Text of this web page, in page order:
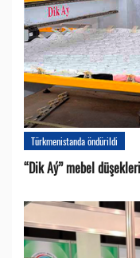
Türkmenistanda öndürildi
“Dik Aý” mebel